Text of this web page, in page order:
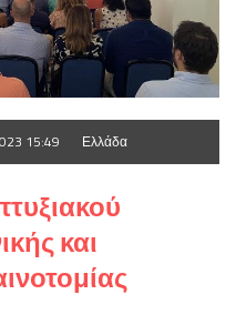
15:49 Ελλάδα
και